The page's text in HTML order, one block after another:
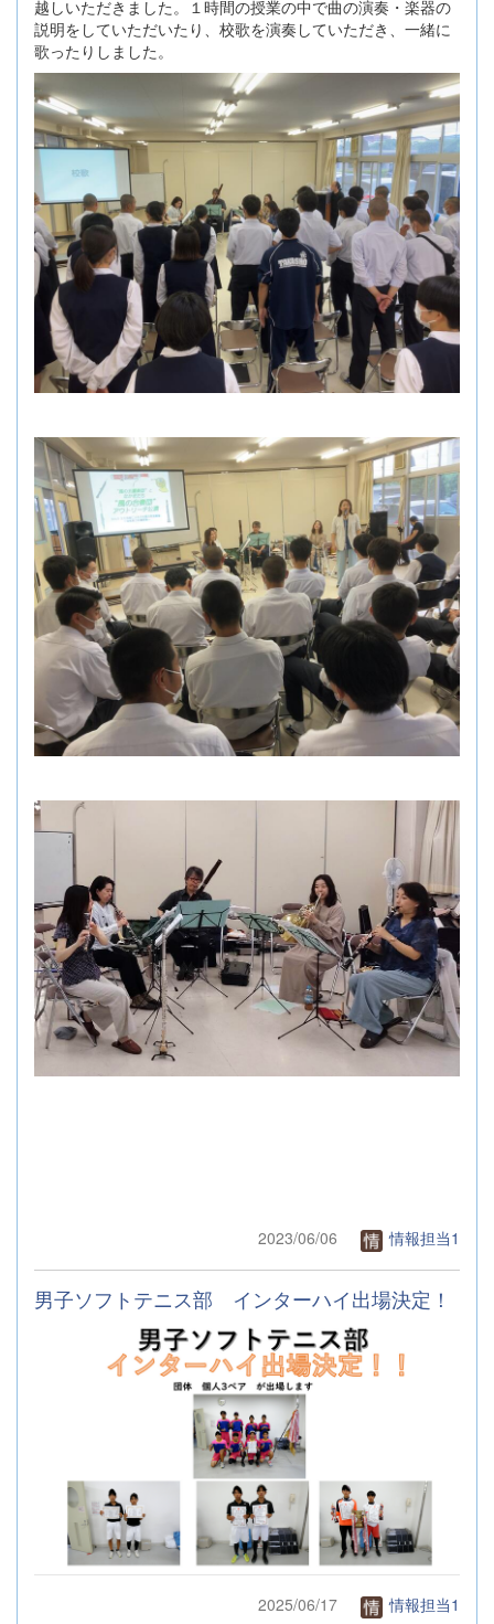
越しいただきました。１時間の授業の中で曲の演奏・楽器の
説明をしていただいたり、校歌を演奏していただき、一緒に
歌ったりしました。
2023/06/06 情報担当1
男子ソフトテニス部 インターハイ出場決定！
2025/06/17 情報担当1